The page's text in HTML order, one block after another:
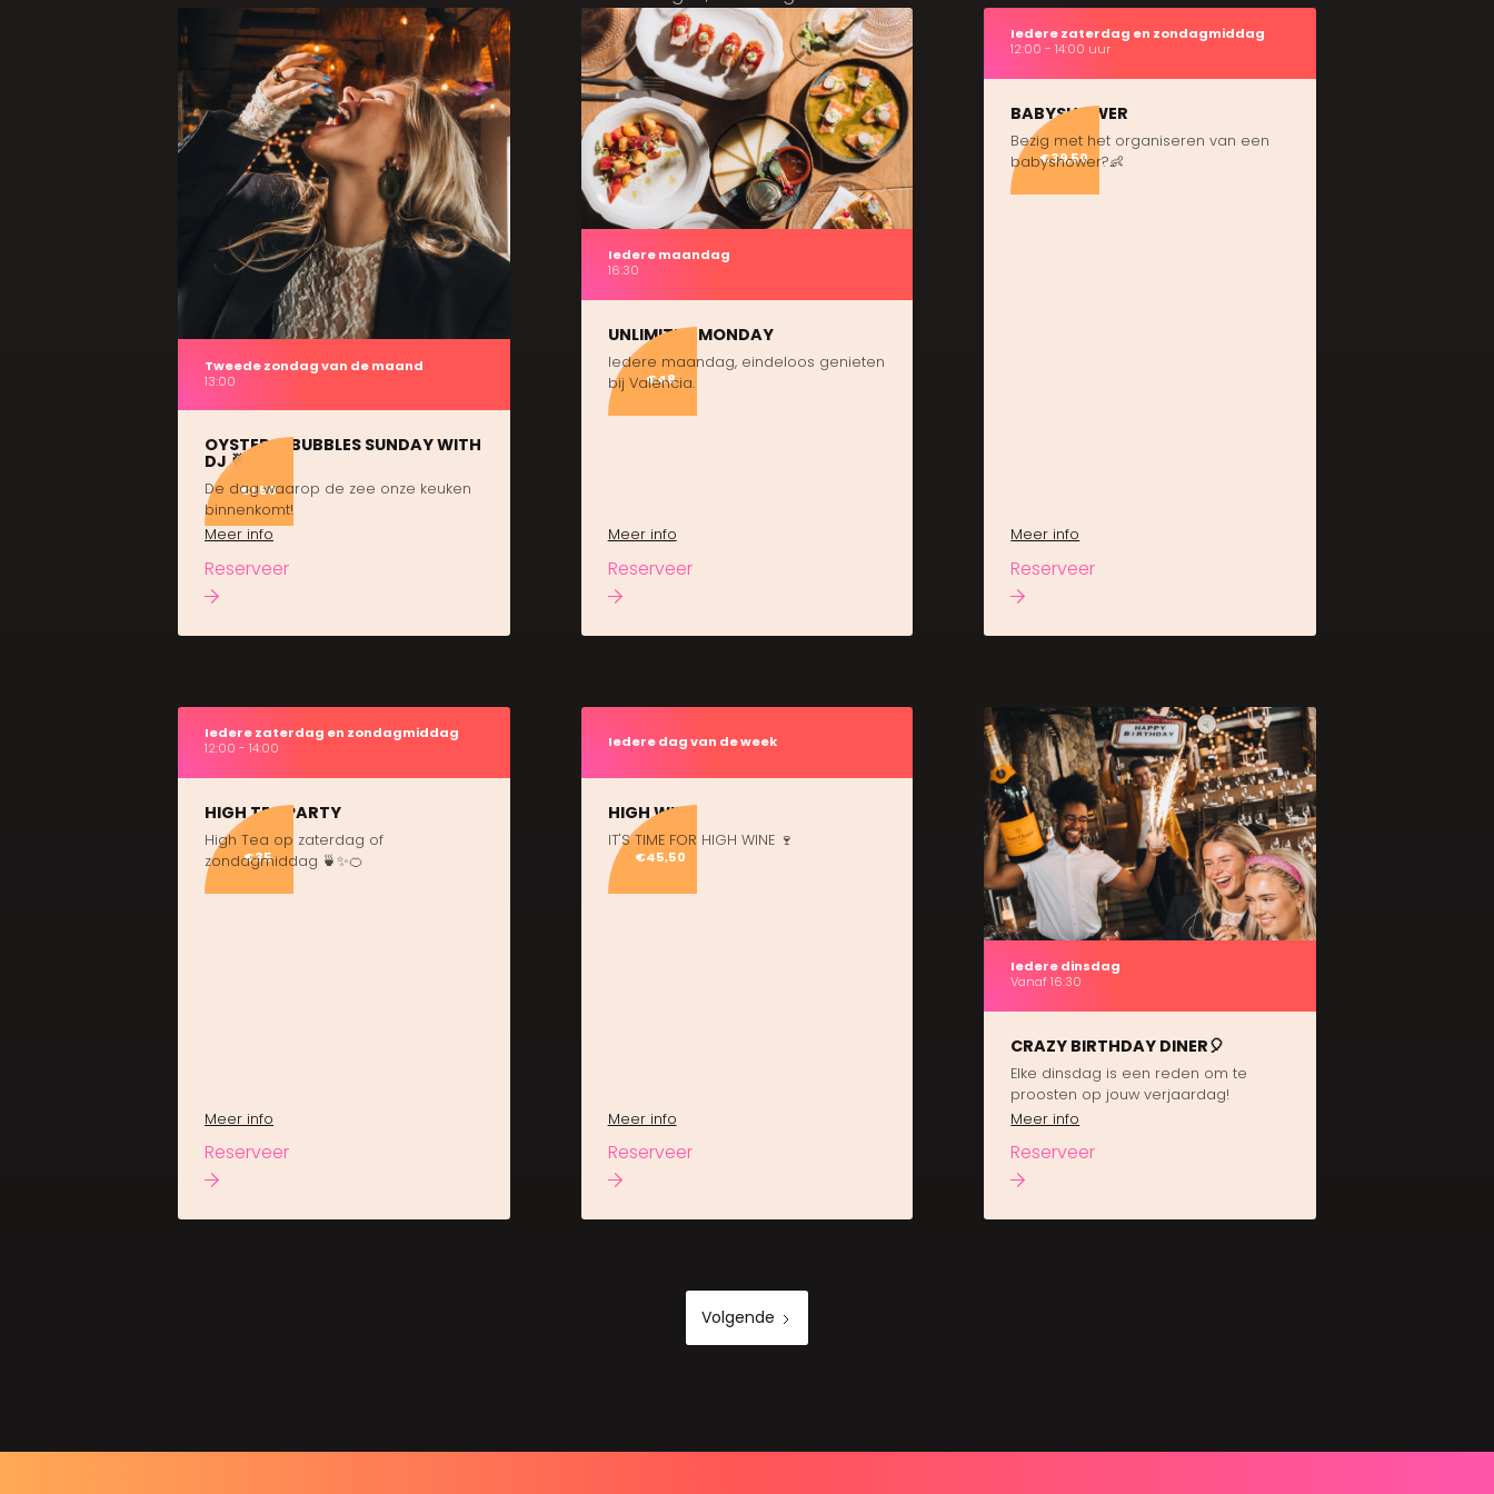
Tweede zondag van de maand
13:00
€1,50
OYSTER & BUBBLES SUNDAY WITH
DJ 🥂
De dag waarop de zee onze keuken
binnenkomt!
Meer info
Reserveer
Iedere maandag
16:30
€48
UNLIMITED MONDAY
Iedere maandag, eindeloos genieten
bij Valencia.
Meer info
Reserveer
Iedere zaterdag en zondagmiddag
12:00 - 14:00 uur
€39,50
BABYSHOWER
Bezig met het organiseren van een
babyshower?👶
Meer info
Reserveer
Iedere zaterdag en zondagmiddag
12:00 - 14:00
€35
HIGH TEA PARTY
High Tea op zaterdag of
zondagmiddag 🍵✨🍊
Meer info
Reserveer
Iedere dag van de week
€45,50
HIGH WINE
IT'S TIME FOR HIGH WINE 🍷
Meer info
Reserveer
Iedere dinsdag
Vanaf 16:30
CRAZY BIRTHDAY DINER🎈
Elke dinsdag is een reden om te
proosten op jouw verjaardag!
Meer info
Reserveer
Volgende